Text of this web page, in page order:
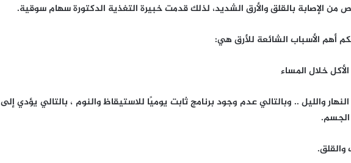
من الإصابة بالقلق والأرق الشديد، لذلك قدمت خبيرة التغذية الدكتورة سهام سوقية.
والليل .. وبالتالي عدم وجود برنامج ثابت يوميًا للاستيقاظ والنوم ، بالتالي يؤدي إلى